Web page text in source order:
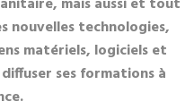
nouvelles technologies,
matériels, logiciels et
ses formations à